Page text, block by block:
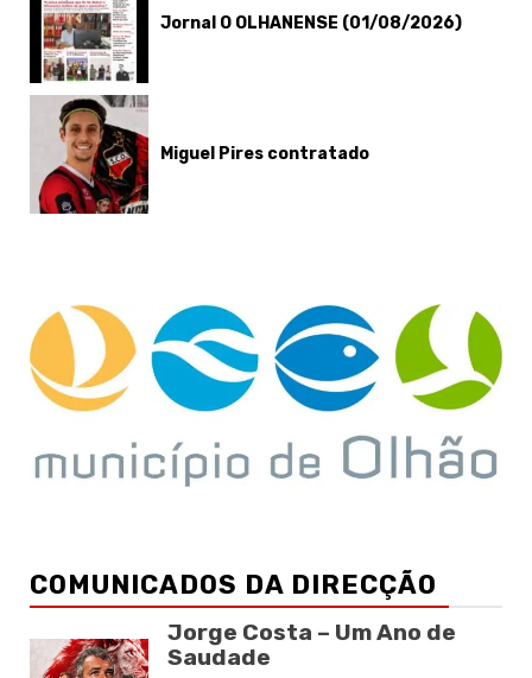
Jornal O OLHANENSE (01/08/2026)
Miguel Pires contratado
COMUNICADOS DA DIRECÇÃO
Jorge Costa – Um Ano de
Saudade